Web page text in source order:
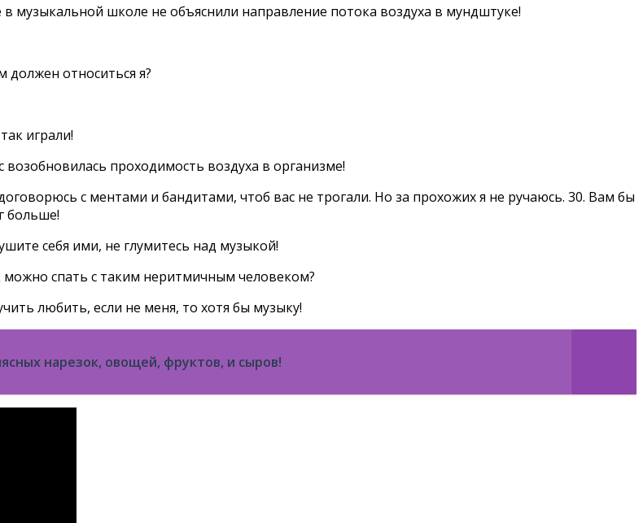
музыкальной школе не объяснили направление потока воздуха в мундштуке!
должен относиться я?
играли!
возобновилась проходимость воздуха в организме!
с ментами и бандитами, чтоб вас не трогали. Но за прохожих я не ручаюсь. 30. Вам бы
больше!
себя ими, не глумитесь над музыкой!
спать с таким неритмичным человеком?
любить, если не меня, то хотя бы музыку!
нарезок, овощей, фруктов, и сыров!